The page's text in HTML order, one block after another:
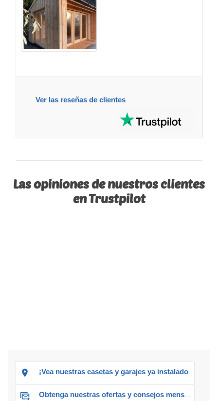
Ver las reseñas de clientes
Las opiniones de nuestros clientes
en Trustpilot
¡Vea nuestras casetas y garajes ya instalados!
Obtenga nuestras ofertas y consejos mensuales